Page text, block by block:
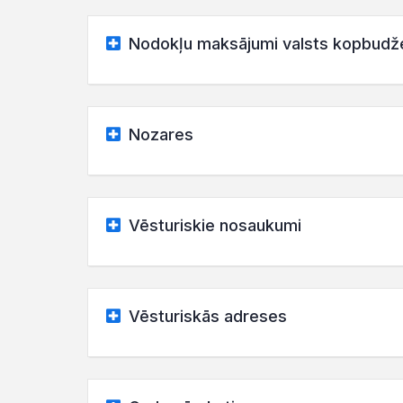
Nodokļu maksājumi valsts
Nozares
Vēsturiskie nosaukumi
Vēsturiskās adreses